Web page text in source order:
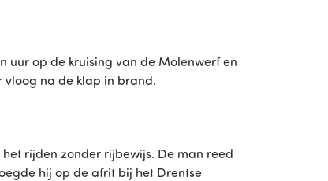
uur op de kruising van de Molenwerf en
na de klap in brand.
rijden zonder rijbewijs. De man reed
hij op de afrit bij het Drentse